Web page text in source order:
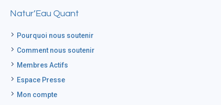
Natur’Eau Quant
Pourquoi nous soutenir
Comment nous soutenir
Membres Actifs
Espace Presse
Mon compte